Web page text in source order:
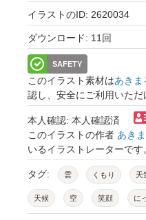
イラストのID: 2620034
ダウンロード: 11回
SAFETY
このイラスト素材はあきま
認し、安全にご利用いただ
本人確認: 本人確認済
このイラストの作者 あき
いるイラストレーターです
タグ: 雲 くもり 天
天候 空 笑顔 に